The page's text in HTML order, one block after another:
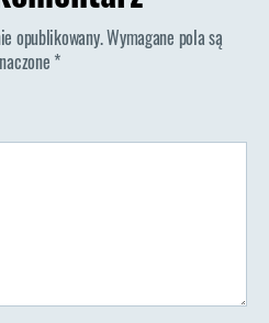
opublikowany.Wymagane pola są
*